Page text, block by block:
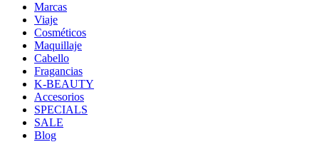
Marcas
Viaje
Cosméticos
Maquillaje
Cabello
Fragancias
K-BEAUTY
Accesorios
SPECIALS
SALE
Blog